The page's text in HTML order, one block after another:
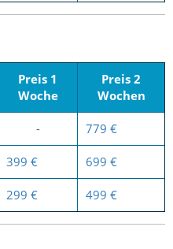
Preis 1
Woche
Preis 2
Wochen
- 779 €
399 € 699 €
299 € 499 €